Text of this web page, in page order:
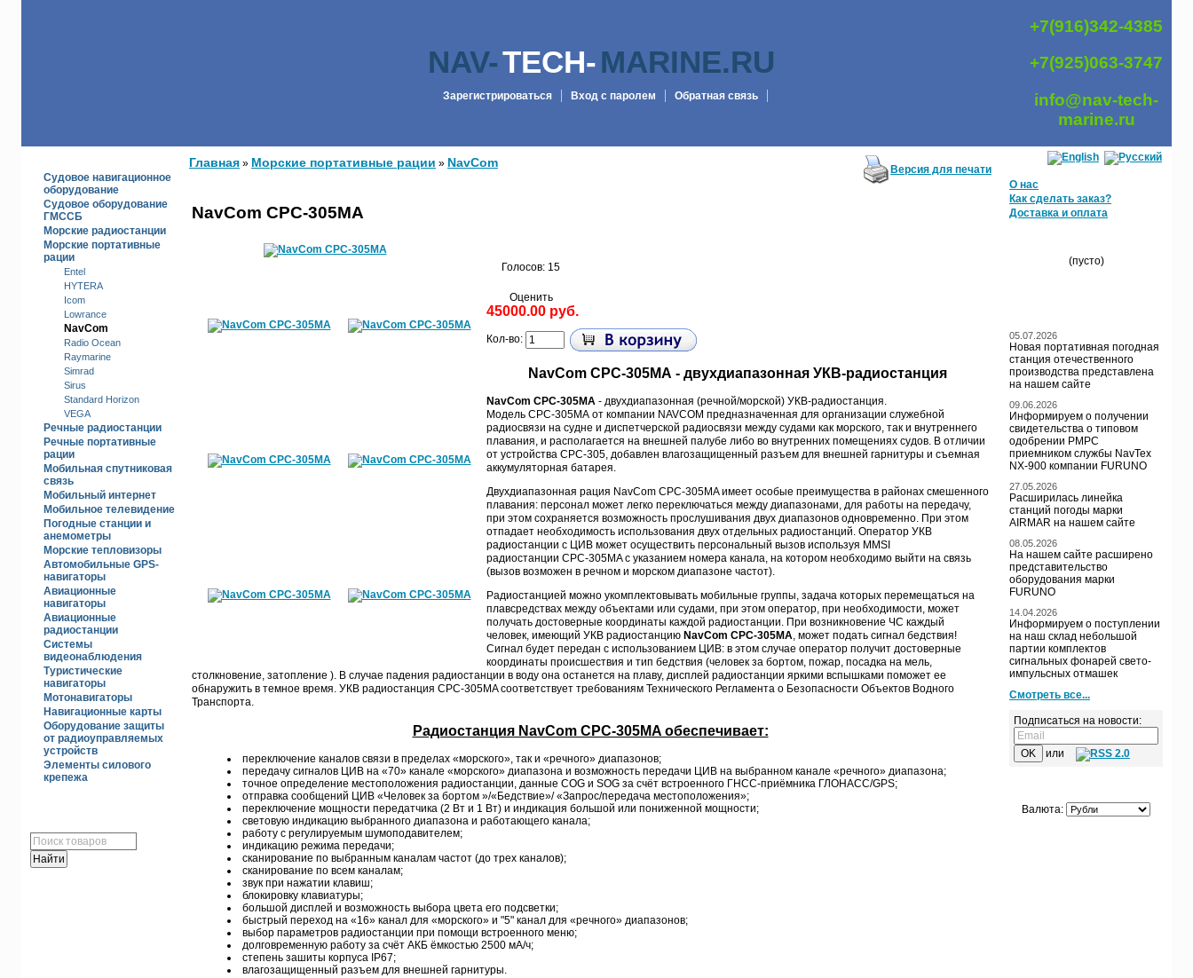
NAV-TECH-MARINE.RU
Зарегистрироваться Вход с паролем Обратная связь
+7(916)342-4385
+7(925)063-3747
info@nav-tech-
marine.ru
Судовое навигационное
оборудование
Судовое оборудование
ГМССБ
Морские радиостанции
Морские портативные
рации
Entel
HYTERA
Icom
Lowrance
NavCom
Radio Ocean
Raymarine
Simrad
Sirus
Standard Horizon
VEGA
Речные радиостанц­ии
Речные портативные
рации
Мобильная спутниковая
связь
Мобильный интернет
Мобильное телевидение
Погодные станции и
анемометры
Морские тепловизоры
Автомобильные GPS-
навигаторы
Авиационные
навигаторы
Авиационные
радиостанции
Системы
видеонаблюдения
Туристические
навигаторы
Мотонавигаторы
Навигационные карты
Оборудование защиты
от радиоуправляемых
устройств
Элементы силового
крепежа
Главная » Морские портативные рации » NavCom Версия для печати
NavCom СРС-305MA
Голосов: 15
Оценить
45000.00 руб.
Кол-во:
NavCom СРС-305MA - двухдиапазонная УКВ-радиостанция
NavCom СРС-305MA - двухдиапазонная (речной/морской) УКВ-радиостанция.
Модель СРС-305MA от компании NAVCOM предназначенная для организации служебной
радиосвязи на судне и диспетчерской радиосвязи между судами как морского, так и внутреннего
плавания, и располагается на внешней палубе либо во внутренних помещениях судов. В отличии
от устройства СРС-305, добавлен влагозащищенный разъем для внешней гарнитуры и съемная
аккумуляторная батарея.
Двухдиапазонная рация NavCom СРС-305MA имеет особые преимущества в районах смешенного
плавания: персонал может легко переключаться между диапазонами, для работы на передачу,
при этом сохраняется возможность прослушивания двух диапазонов одновременно. При этом
отпадает необходимость использования двух отдельных радиостанций. Оператор УКВ
радиостанции с ЦИВ может осуществить персональный вызов используя MMSI
радиостанции СРС-305MA с указанием номера канала, на котором необходимо выйти на связь
(вызов возможен в речном и морском диапазоне частот).
Радиостанцией можно укомплектовывать мобильные группы, задача которых перемещаться на
плавсредствах между объектами или судами, при этом оператор, при необходимости, может
получать достоверные координаты каждой радиостанции. При возникновение ЧС каждый
человек, имеющий УКВ радиостанцию NavCom СРС-305MA, может подать сигнал бедствия!
Сигнал будет передан с использованием ЦИВ: в этом случае оператор получит достоверные
координаты происшествия и тип бедствия (человек за бортом, пожар, посадка на мель,
столкновение, затопление ). В случае падения радиостанции в воду она останется на плаву, дисплей радиостанции яркими вспышками поможет ее
обнаружить в темное время. УКВ радиостанция СРС-305MA соответствует требованиям Технического Регламента о Безопасности Объектов Водного
Транспорта.
Радиостанция NavCom СРС-305MA обеспечивает:
переключение каналов связи в пределах «морского», так и «речного» диапазонов;
передачу сигналов ЦИВ на «70» канале «морского» диапазона и возможность передачи ЦИВ на выбранном канале «речного» диапазона;
точное определение местоположения радиостанции, данные COG и SOG за счёт встроенного ГНСС-приёмника ГЛОНАСС/GPS;
отправка сообщений ЦИВ «Человек за бортом »/«Бедствие»/ «Запрос/передача местоположения»;
переключение мощности передатчика (2 Вт и 1 Вт) и индикация большой или пониженной мощности;
световую индикацию выбранного диапазона и работающего канала;
работу с регулируемым шумоподавителем;
индикацию режима передачи;
сканирование по выбранным каналам частот (до трех каналов);
сканирование по всем каналам;
звук при нажатии клавиш;
блокировку клавиатуры;
большой дисплей и возможность выбора цвета его подсветки;
быстрый переход на «16» канал для «морского» и "5" канал для «речного» диапазонов;
выбор параметров радиостанции при помощи встроенного меню;
долговременную работу за счёт АКБ ёмкостью 2500 мА/ч;
степень зашиты корпуса IP67;
влагозащищенный разъем для внешней гарнитуры.
О нас
Как сделать заказ?
Доставка и оплата
(пусто)
05.07.2026
Новая портативная погодная
станция отечественного
производства представлена
на нашем сайте
09.06.2026
Информируем о получении
свидетельства о типовом
одобрении РМРС
приемником службы NavTex
NX-900 компании FURUNO
27.05.2026
Расширилась линейка
станций погоды марки
AIRMAR на нашем сайте
08.05.2026
На нашем сайте расширено
представительство
оборудования марки
FURUNO
14.04.2026
Информируем о поступлении
на наш склад небольшой
партии комплектов
сигнальных фонарей свето-
импульсных отмашек
Смотреть все...
Подписаться на новости:
или
Валюта: